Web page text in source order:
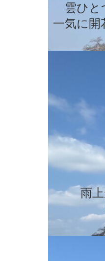
雲ひと
一気に開
雨